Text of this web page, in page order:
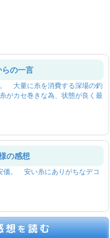
の一言
大量に糸を消費する深場の釣
がカセ巻きな為、状態が良く最
の感想
価。 安い糸にありがちなデコ
想を読む